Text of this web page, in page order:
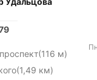
(116 м)
(1,49 км)